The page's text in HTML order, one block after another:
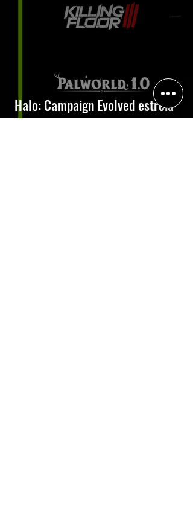
Halo: Campaign Evolved estreia
com DLSS 4.5; NVIDIA lança novo